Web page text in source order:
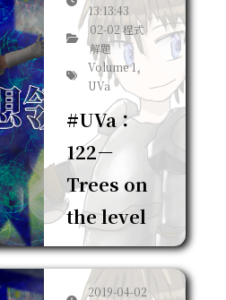
13:13:43
02-02 程式
解題
Volume 1,
UVa
#UVa：
122－
Trees on
the level
2019-04-02